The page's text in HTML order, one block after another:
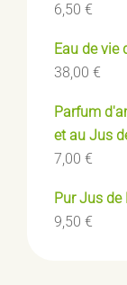
6,50 €
Eau de vie
38,00 €
Parfum
et au Jus
7,00 €
Pur Jus
9,50 €